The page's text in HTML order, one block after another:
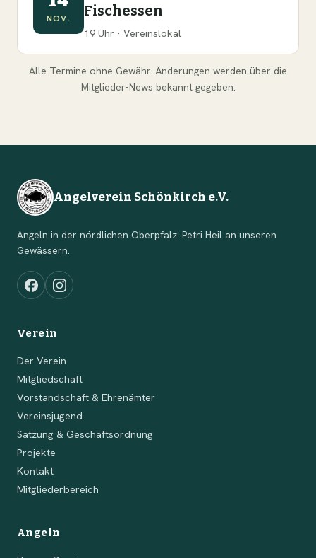
NOV. Fischessen
19 Uhr · Vereinslokal
Alle Termine ohne Gewähr. Änderungen werden über die
Mitglieder-News bekannt gegeben.
Angelverein Schönkirch e.V.
Angeln in der nördlichen Oberpfalz. Petri Heil an unseren
Gewässern.
Verein
Der Verein
Mitgliedschaft
Vorstandschaft & Ehrenämter
Vereinsjugend
Satzung & Geschäftsordnung
Projekte
Kontakt
Mitgliederbereich
Angeln